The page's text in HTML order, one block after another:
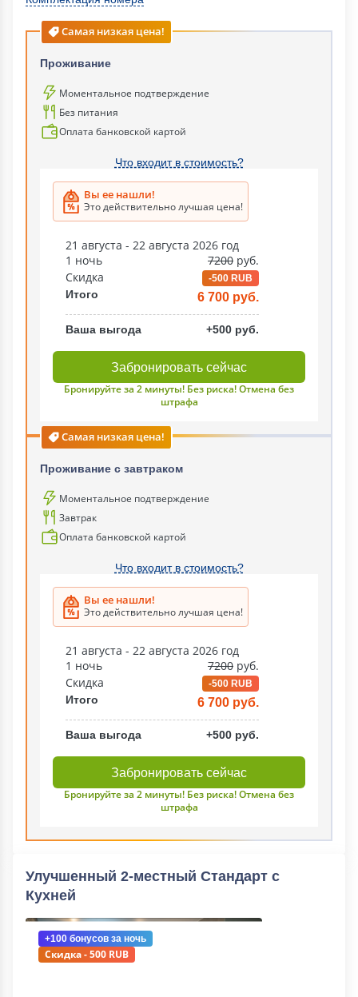
Самая низкая цена!
Проживание
Моментальное подтверждение
Без питания
Оплата банковской картой
Что входит в стоимость?
Вы ее нашли!
Это действительно лучшая цена!
21 августа - 22 августа 2026 год
1 ночь
7200 руб.
Скидка
-500 RUB
Итого 6 700 руб.
Ваша выгода +500 руб.
Забронировать сейчас
Бронируйте за 2 минуты! Без риска! Отмена без
штрафа
Самая низкая цена!
Проживание с завтраком
Моментальное подтверждение
Завтрак
Оплата банковской картой
Что входит в стоимость?
Вы ее нашли!
Это действительно лучшая цена!
21 августа - 22 августа 2026 год
1 ночь
7200 руб.
Скидка
-500 RUB
Итого 6 700 руб.
Ваша выгода +500 руб.
Забронировать сейчас
Бронируйте за 2 минуты! Без риска! Отмена без
штрафа
Улучшенный 2-местный Стандарт с
Кухней
+100 бонусов за ночь
Скидка - 500 RUB